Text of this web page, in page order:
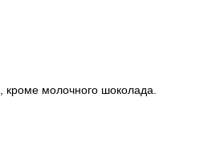
кроме молочного шоколада.